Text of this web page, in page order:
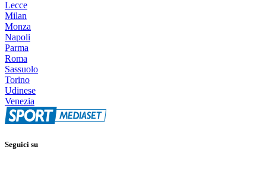
Lecce
Milan
Monza
Napoli
Parma
Roma
Sassuolo
Torino
Udinese
Venezia
Seguici su